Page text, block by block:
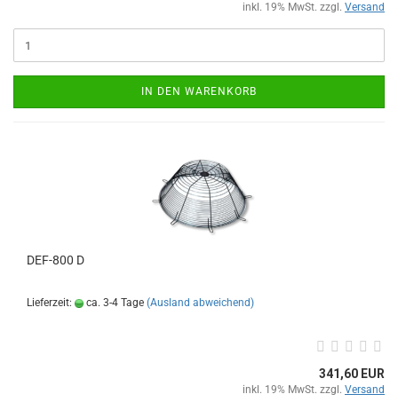
inkl. 19% MwSt. zzgl. Versand
IN DEN WARENKORB
DEF-800 D
Lieferzeit: ca. 3-4 Tage (Ausland abweichend)
341,60 EUR
inkl. 19% MwSt. zzgl. Versand